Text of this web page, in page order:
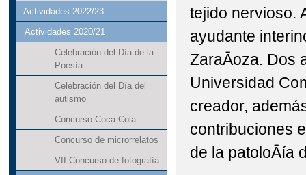
Actividades 2022/23
Actividades 2020/21
Celebración del Día de la
Poesía
Celebración del Día del
autismo
Concurso Coca-Cola
Concurso de microrrelatos
VII Concurso de fotografía
tejido nervioso.
ayudante
ZaraĀoza. Dos
Universidad
creador,
contribuciones
de la patoloĀía